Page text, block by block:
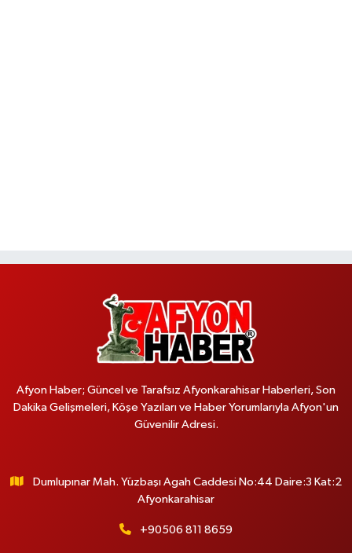
Afyon Haber; Güncel ve Tarafsız Afyonkarahisar Haberleri, Son
Dakika Gelişmeleri, Köşe Yazıları ve Haber Yorumlarıyla Afyon'un
Güvenilir Adresi.
Dumlupınar Mah. Yüzbaşı Agah Caddesi No:44 Daire:3 Kat:2
Afyonkarahisar
+90506 811 8659